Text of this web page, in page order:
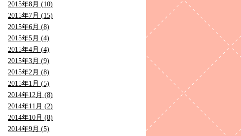
2015年8月 (10)
2015年7月 (15)
2015年6月 (8)
2015年5月 (4)
2015年4月 (4)
2015年3月 (9)
2015年2月 (8)
2015年1月 (5)
2014年12月 (8)
2014年11月 (2)
2014年10月 (8)
2014年9月 (5)